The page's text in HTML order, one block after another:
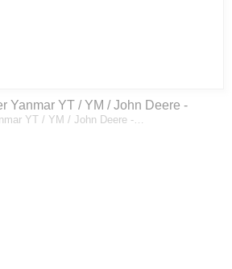
Yanmar YT / YM / John Deere -
YT / YM / John Deere -…